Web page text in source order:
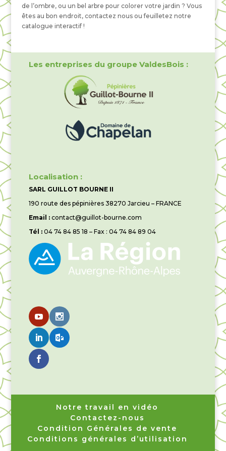
de l’ombre, ou un bel arbre pour colorer votre jardin ? Vous
êtes au bon endroit, contactez nous ou feuilletez notre
catalogue interactif !
Les entreprises du groupe ValdesBois :
Localisation :
SARL GUILLOT BOURNE II
190 route des pépinières 38270 Jarcieu – FRANCE
Email :contact@guillot-bourne.com
Tél :04 74 84 85 18 – Fax : 04 74 84 89 04
Notre travail en vidéo
Contactez-nous
Condition Générales de vente
Conditions générales d’utilisation